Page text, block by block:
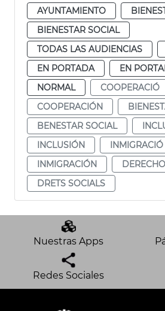
AYUNTAMIENTO
BIENESTAR SOCIAL
TODAS LAS AUDIENCIAS
EN PORTADA
EN
NORMAL
COOPERACIÓ
COOPERACIÓN
BENESTAR SOCIAL
INCLUSIÓN
INMIGRACIÓ
INMIGRACIÓN
DRETS SOCIALS
Nuestras Apps
Redes Sociales